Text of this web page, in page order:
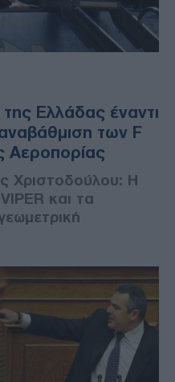
Ελλάδας έναντι
των F
Αεροπορίας
Χριστοδούλου: Η
και τα